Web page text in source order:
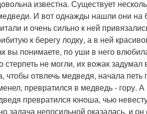
известна. Существует
И вот однажды нашли они на
и очень сильно к ней
к берегу лодку, а в ней
вы понимаете, по уши в него
стерпеть не могли, их вожак
чтобы отвлечь медведя, начала
превратился в медведь -
превратился юноша, чью
задача непосильной оказалась, и